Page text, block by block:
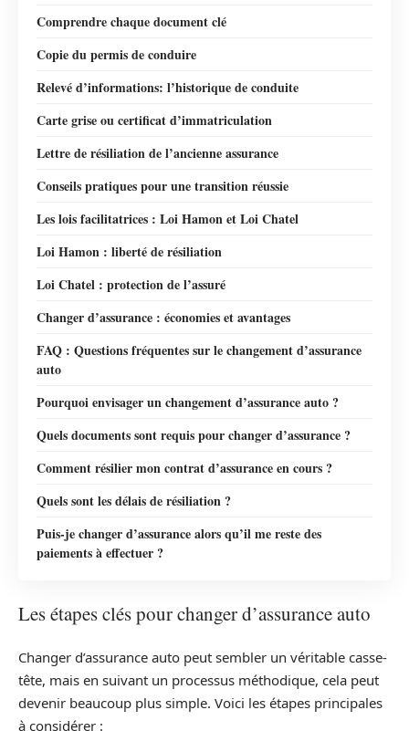
Comprendre chaque document clé
Copie du permis de conduire
Relevé d’informations: l’historique de conduite
Carte grise ou certificat d’immatriculation
Lettre de résiliation de l’ancienne assurance
Conseils pratiques pour une transition réussie
Les lois facilitatrices : Loi Hamon et Loi Chatel
Loi Hamon : liberté de résiliation
Loi Chatel : protection de l’assuré
Changer d’assurance : économies et avantages
FAQ : Questions fréquentes sur le changement d’assurance
auto
Pourquoi envisager un changement d’assurance auto ?
Quels documents sont requis pour changer d’assurance ?
Comment résilier mon contrat d’assurance en cours ?
Quels sont les délais de résiliation ?
Puis-je changer d’assurance alors qu’il me reste des
paiements à effectuer ?
Les étapes clés pour changer d’assurance auto
Changer d’assurance auto peut sembler un véritable casse-
tête, mais en suivant un processus méthodique, cela peut
devenir beaucoup plus simple. Voici les étapes principales
à considérer :